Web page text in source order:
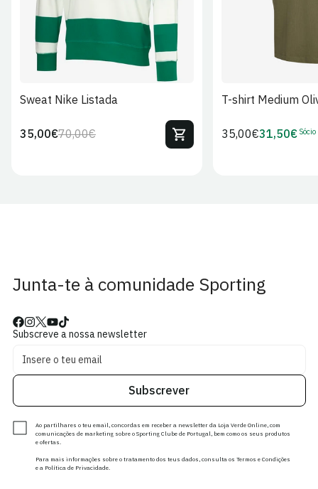
Sweat Nike Listada
Preço
70,00€Preço
35,00€
T-shirt Medium
Preço
35,00€Preço
31,50€ Sócio
Junta-te à comunidade Sporting
Subscreve a nossa newsletter
Subscrever
Ao partilhares o teu email, concordas em receber a newsletter da Loja Verde Online, com
comunicações de marketing sobre o Sporting Clube de Portugal, bem como os seus produtos
e ofertas.
Para mais informações sobre o tratamento dos teus dados, consulta os Termos e Condições
e a Política de Privacidade.